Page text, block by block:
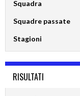
Squadra
Squadre passate
Stagioni
RISULTATI